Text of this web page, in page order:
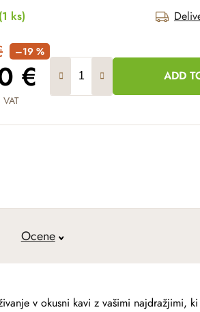
(1 ks)
–19 %
€ ADD
Ocene
v okusni kavi z vašimi najdražjimi, ki